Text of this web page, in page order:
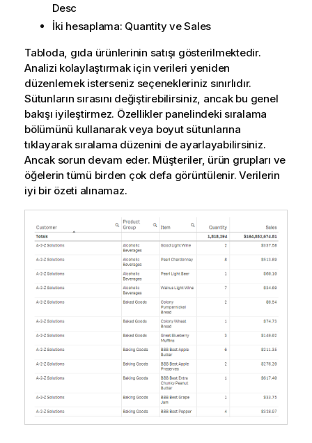
Desc
İki hesaplama: QuantityveSales
Tabloda, gıda ürünlerinin satışı gösterilmektedir.
Analizi kolaylaştırmak için verileri yeniden
düzenlemek isterseniz seçenekleriniz sınırlıdır.
Sütunların sırasını değiştirebilirsiniz, ancak bu genel
bakışı iyileştirmez. Özellikler panelindeki sıralama
bölümünü kullanarak veya boyut sütunlarına
tıklayarak sıralama düzenini de ayarlayabilirsiniz.
Ancak sorun devam eder. Müşteriler, ürün grupları ve
öğelerin tümü birden çok defa görüntülenir. Verilerin
iyi bir özeti alınamaz.